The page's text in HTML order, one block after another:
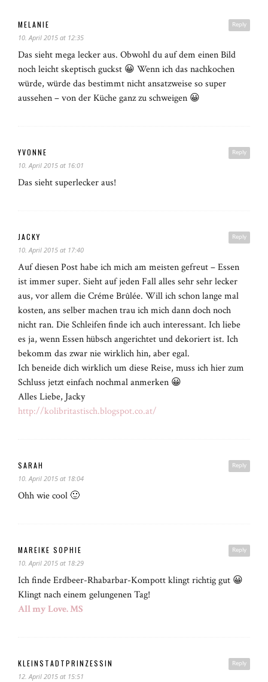
Reply
MELANIE
10. April 2015 at 12:35
Das sieht mega lecker aus. Obwohl du auf dem einen Bild
noch leicht skeptisch guckst 😀 Wenn ich das nachkochen
würde, würde das bestimmt nicht ansatzweise so super
aussehen – von der Küche ganz zu schweigen 😀
Reply
YVONNE
10. April 2015 at 16:01
Das sieht superlecker aus!
Reply
JACKY
10. April 2015 at 17:40
Auf diesen Post habe ich mich am meisten gefreut – Essen
ist immer super. Sieht auf jeden Fall alles sehr sehr lecker
aus, vor allem die Créme Brûlée. Will ich schon lange mal
kosten, ans selber machen trau ich mich dann doch noch
nicht ran. Die Schleifen finde ich auch interessant. Ich liebe
es ja, wenn Essen hübsch angerichtet und dekoriert ist. Ich
bekomm das zwar nie wirklich hin, aber egal.
Ich beneide dich wirklich um diese Reise, muss ich hier zum
Schluss jetzt einfach nochmal anmerken 😀
Alles Liebe, Jacky
http://kolibritastisch.blogspot.co.at/
Reply
SARAH
10. April 2015 at 18:04
Ohh wie cool 🙂
Reply
MAREIKE SOPHIE
10. April 2015 at 18:29
Ich finde Erdbeer-Rhabarbar-Kompott klingt richtig gut 😀
Klingt nach einem gelungenen Tag!
All my Love. MS
Reply
KLEINSTADTPRINZESSIN
12. April 2015 at 15:51